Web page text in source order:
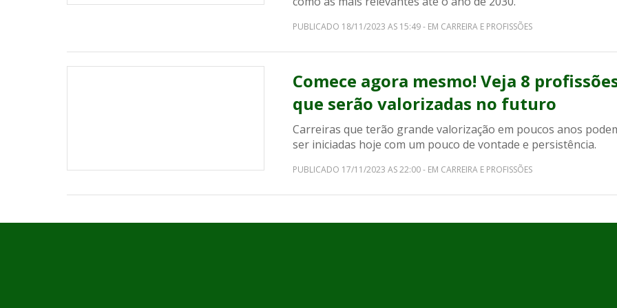
PUBLICADO 18/11/2023 AS 15:49 - EM CARREIRA E PROFISSÕES
Comece agora mesmo! Veja 8
que serão valorizadas no futuro
Carreiras que terão grande valorização em poucos anos
ser iniciadas hoje com um pouco de vontade e persistência.
PUBLICADO 17/11/2023 AS 22:00 - EM CARREIRA E PROFISSÕES